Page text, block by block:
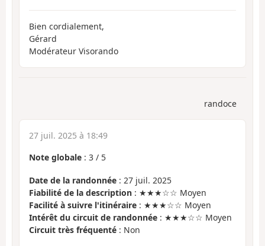
Bien cordialement,
Gérard
Modérateur Visorando
randoce
27 juil. 2025 à 18:49
Note globale : 3 / 5
Date de la randonnée : 27 juil. 2025
Fiabilité de la description : ★★★☆☆ Moyen
Facilité à suivre l'itinéraire : ★★★☆☆ Moyen
Intérêt du circuit de randonnée : ★★★☆☆ Moyen
Circuit très fréquenté : Non